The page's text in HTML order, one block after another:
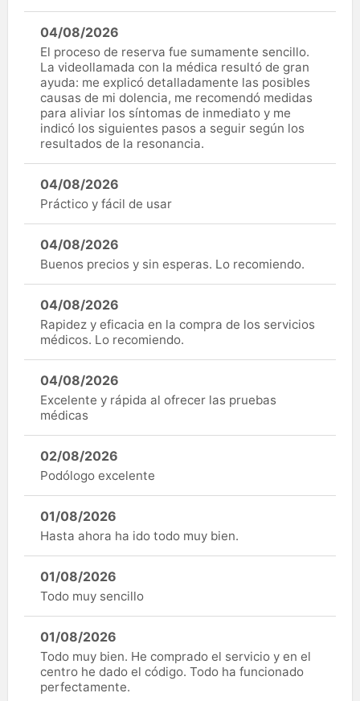
04/08/2026
El proceso de reserva fue sumamente sencillo.
La videollamada con la médica resultó de gran
ayuda: me explicó detalladamente las posibles
causas de mi dolencia, me recomendó medidas
para aliviar los síntomas de inmediato y me
indicó los siguientes pasos a seguir según los
resultados de la resonancia.
04/08/2026
Práctico y fácil de usar
04/08/2026
Buenos precios y sin esperas. Lo recomiendo.
04/08/2026
Rapidez y eficacia en la compra de los servicios
médicos. Lo recomiendo.
04/08/2026
Excelente y rápida al ofrecer las pruebas
médicas
02/08/2026
Podólogo excelente
01/08/2026
Hasta ahora ha ido todo muy bien.
01/08/2026
Todo muy sencillo
01/08/2026
Todo muy bien. He comprado el servicio y en el
centro he dado el código. Todo ha funcionado
perfectamente.